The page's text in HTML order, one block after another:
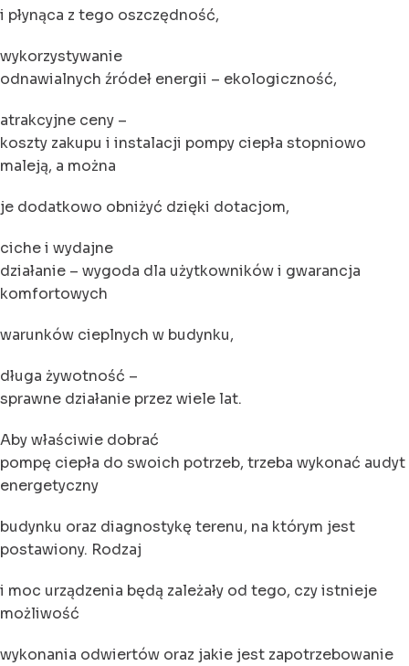
i płynąca z tego oszczędność,
wykorzystywanie
odnawialnych źródeł energii – ekologiczność,
atrakcyjne ceny –
koszty zakupu i instalacji pompy ciepła stopniowo
maleją, a można
je dodatkowo obniżyć dzięki dotacjom,
ciche i wydajne
działanie – wygoda dla użytkowników i gwarancja
komfortowych
warunków cieplnych w budynku,
długa żywotność –
sprawne działanie przez wiele lat.
Aby właściwie dobrać
pompę ciepła do swoich potrzeb, trzeba wykonać audyt
energetyczny
budynku oraz diagnostykę terenu, na którym jest
postawiony. Rodzaj
i moc urządzenia będą zależały od tego, czy istnieje
możliwość
wykonania odwiertów oraz jakie jest zapotrzebowanie